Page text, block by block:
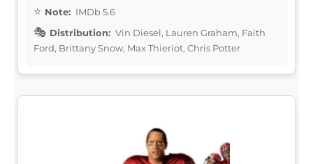
Note: IMDb 5.6
Distribution: Vin Diesel, Lauren Graham, Faith
Ford, Brittany Snow, Max Thieriot, Chris Potter